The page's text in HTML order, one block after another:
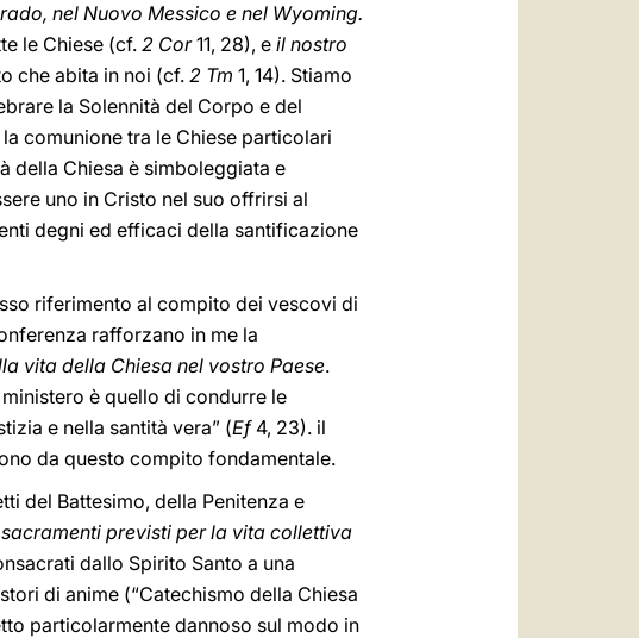
nel Nuovo Messico e nel Wyoming.
le Chiese (cf. 2 Cor11, 28), e il nostro
che abita in noi (cf. 2 Tm 1, 14). Stiamo
la Solennità del Corpo e del
comunione tra le Chiese particolari
della Chiesa è simboleggiata e
uno in Cristo nel suo offrirsi al
degni ed efficaci della santificazione
riferimento al compito dei vescovi di
rafforzano in me la
vita della Chiesa nel vostro Paese.
è quello di condurre le
e nella santità vera” (Ef4, 23). il
da questo compito fondamentale.
del Battesimo, della Penitenza e
previsti per la vita collettiva
dallo Spirito Santo a una
di anime (“Catechismo della Chiesa
particolarmente dannoso sul modo in